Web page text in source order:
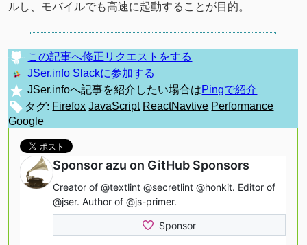
ルし、モバイルでも高速に起動することが目的。
この記事へ修正リクエストをする
JSer.info Slackに参加する
JSer.infoへ記事を紹介したい場合はPingで紹介
タグ: Firefox JavaScript ReactNavtive Performance
Google